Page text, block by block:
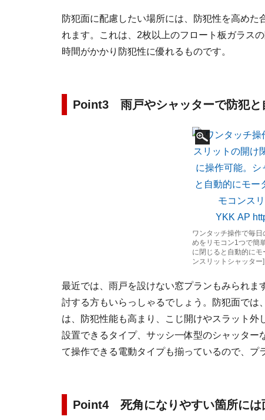
防犯面に配慮したい場所には、防犯性を高め
れます。これは、2枚以上のフロート板ガラス
時間がかかり防犯性に優れるものです。
Point3 雨戸やシャッターで防犯と
ワンタッチ操作で毎
めをリモコン1つで簡
に閉じると自動的に
ンスリットシャッタ
最近では、雨戸を設けない窓プランもみられ
討する方もいらっしゃるでしょう。防犯面で
は、防犯性能も高まり、こじ開けやスラット
設置できるタイプ、サッシ一体型のシャッター
て操作できる電動タイプも揃っているので、プ
Point4 死角になりやすい箇所には